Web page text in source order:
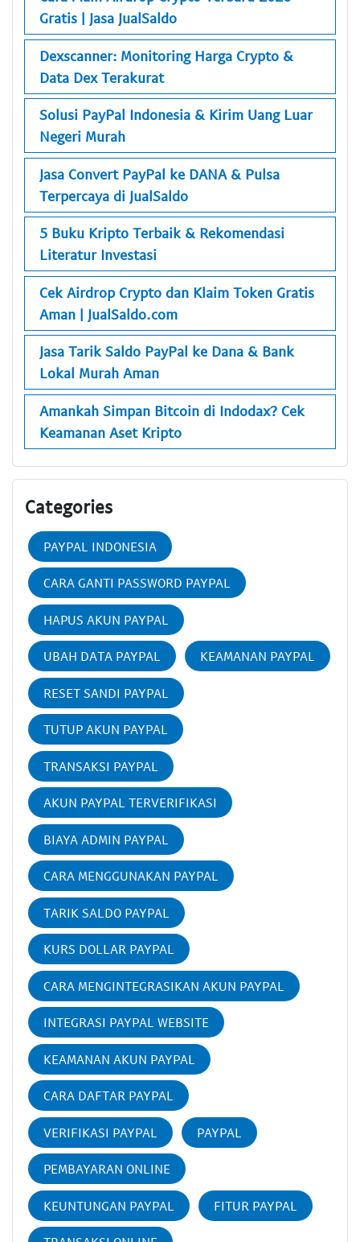
Gratis | Jasa JualSaldo
Dexscanner: Monitoring Harga Crypto &
Data Dex Terakurat
Solusi PayPal Indonesia & Kirim Uang Luar
Negeri Murah
Jasa Convert PayPal ke DANA & Pulsa
Terpercaya di JualSaldo
5 Buku Kripto Terbaik & Rekomendasi
Literatur Investasi
Cek Airdrop Crypto dan Klaim Token Gratis
Aman | JualSaldo.com
Jasa Tarik Saldo PayPal ke Dana & Bank
Lokal Murah Aman
Amankah Simpan Bitcoin di Indodax? Cek
Keamanan Aset Kripto
Categories
PAYPAL INDONESIA
CARA GANTI PASSWORD PAYPAL
HAPUS AKUN PAYPAL
UBAH DATA PAYPAL KEAMANAN PAYPAL
RESET SANDI PAYPAL
TUTUP AKUN PAYPAL
TRANSAKSI PAYPAL
AKUN PAYPAL TERVERIFIKASI
BIAYA ADMIN PAYPAL
CARA MENGGUNAKAN PAYPAL
TARIK SALDO PAYPAL
KURS DOLLAR PAYPAL
CARA MENGINTEGRASIKAN AKUN PAYPAL
INTEGRASI PAYPAL WEBSITE
KEAMANAN AKUN PAYPAL
CARA DAFTAR PAYPAL
VERIFIKASI PAYPAL PAYPAL
PEMBAYARAN ONLINE
KEUNTUNGAN PAYPAL FITUR PAYPAL